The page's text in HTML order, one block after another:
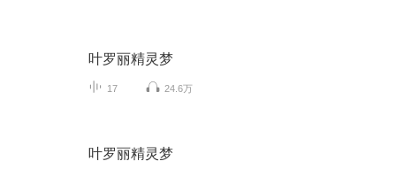
叶罗丽精灵梦
17 24.6万
叶罗丽精灵梦